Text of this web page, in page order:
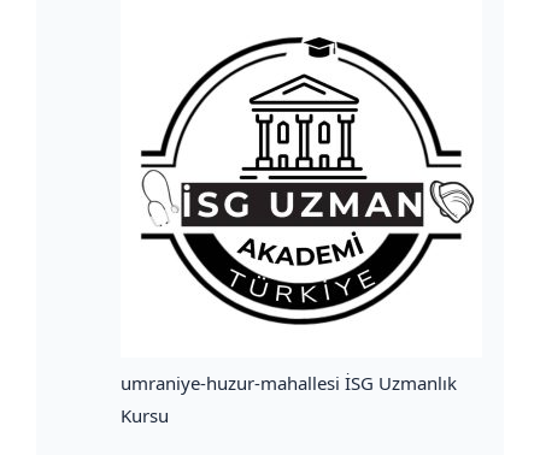
umraniye-huzur-mahallesi İSG Uzmanlık
Kursu